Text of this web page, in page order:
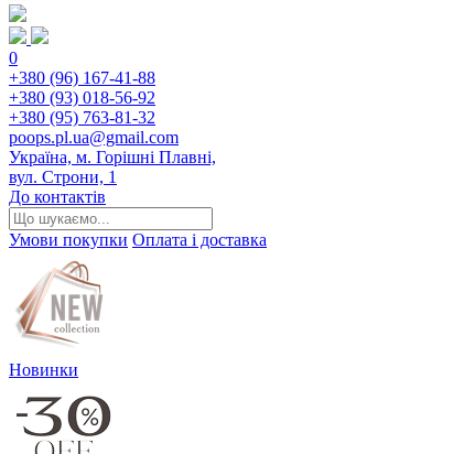
0
+380 (96) 167-41-88
+380 (93) 018-56-92
+380 (95) 763-81-32
poops.pl.ua@gmail.com
Україна, м. Горішні Плавні,
вул. Строни, 1
До контактів
Умови покупки Оплата і доставка
Новинки